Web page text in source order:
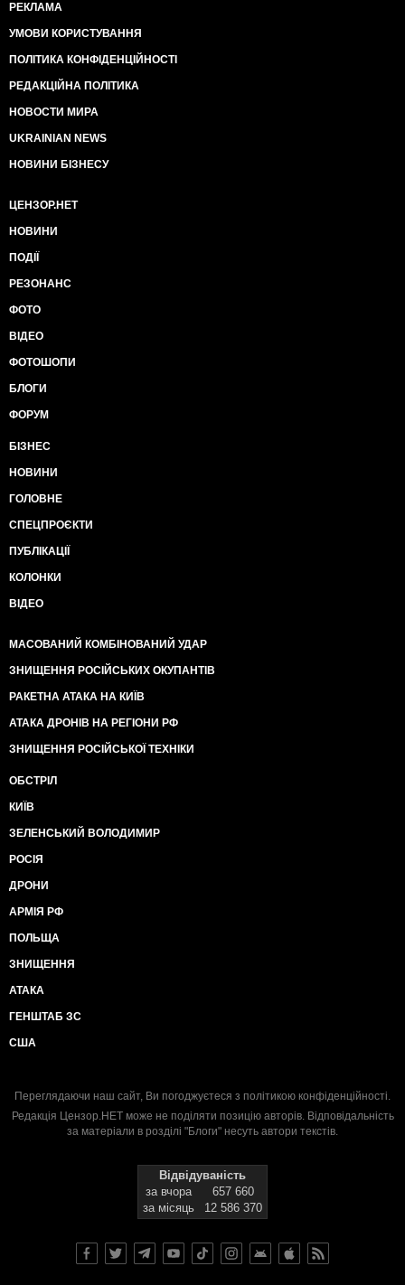
РЕКЛАМА
УМОВИ КОРИСТУВАННЯ
ПОЛІТИКА КОНФІДЕНЦІЙНОСТІ
РЕДАКЦІЙНА ПОЛІТИКА
НОВОСТИ МИРА
UKRAINIAN NEWS
НОВИНИ БІЗНЕСУ
ЦЕНЗОР.НЕТ
НОВИНИ
ПОДІЇ
РЕЗОНАНС
ФОТО
ВІДЕО
ФОТОШОПИ
БЛОГИ
ФОРУМ
БІЗНЕС
НОВИНИ
ГОЛОВНЕ
СПЕЦПРОЄКТИ
ПУБЛІКАЦІЇ
КОЛОНКИ
ВІДЕО
МАСОВАНИЙ КОМБІНОВАНИЙ УДАР
ЗНИЩЕННЯ РОСІЙСЬКИХ ОКУПАНТІВ
РАКЕТНА АТАКА НА КИЇВ
АТАКА ДРОНІВ НА РЕГІОНИ РФ
ЗНИЩЕННЯ РОСІЙСЬКОЇ ТЕХНІКИ
ОБСТРІЛ
КИЇВ
ЗЕЛЕНСЬКИЙ ВОЛОДИМИР
РОСІЯ
ДРОНИ
АРМІЯ РФ
ПОЛЬЩА
ЗНИЩЕННЯ
АТАКА
ГЕНШТАБ ЗС
США
Переглядаючи наш сайт, Ви погоджуєтеся з політикою конфіденційності.
Редакція Цензор.НЕТ може не поділяти позицію авторів. Відповідальність
за матеріали в розділі "Блоги" несуть автори текстів.
Відвідуваність
за вчора
657 660
за місяць
12 586 370